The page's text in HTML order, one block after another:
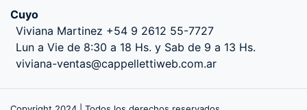
Cuyo
Viviana Martinez +54 9 2612 55-7727
Lun a Vie de 8:30 a 18 Hs. y Sab de 9 a 13 Hs.
viviana-ventas@cappellettiweb.com.ar